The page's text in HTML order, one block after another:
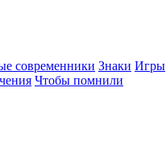
современники Знаки Игры
Чтобы помнили